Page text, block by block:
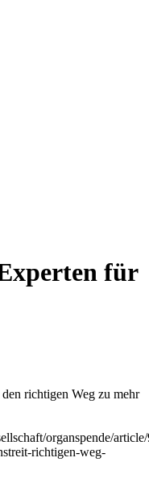
für
richtigen Weg zu mehr
organspende/
richtigen-weg-